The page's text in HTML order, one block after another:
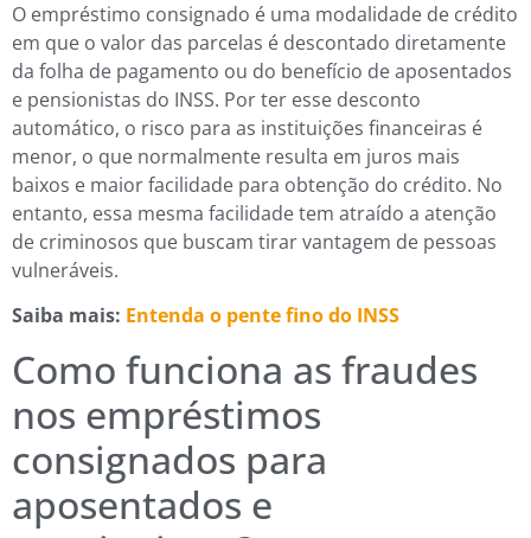
O empréstimo consignado é uma modalidade de crédito
em que o valor das parcelas é descontado diretamente
da folha de pagamento ou do benefício de aposentados
e pensionistas do INSS. Por ter esse desconto
automático, o risco para as instituições financeiras é
menor, o que normalmente resulta em juros mais
baixos e maior facilidade para obtenção do crédito. No
entanto, essa mesma facilidade tem atraído a atenção
de criminosos que buscam tirar vantagem de pessoas
vulneráveis.
Saiba mais: Entenda o pente fino do INSS
Como funciona as fraudes
nos empréstimos
consignados para
aposentados e